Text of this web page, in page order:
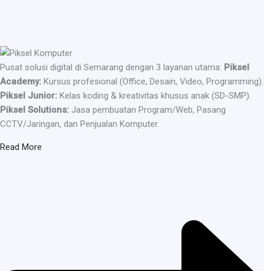
Pusat solusi digital di Semarang dengan 3 layanan utama: Piksel
Academy: Kursus profesional (Office, Desain, Video, Programming).
Piksel Junior: Kelas koding & kreativitas khusus anak (SD-SMP).
Piksel Solutions: Jasa pembuatan Program/Web, Pasang
CCTV/Jaringan, dan Penjualan Komputer.
Read More